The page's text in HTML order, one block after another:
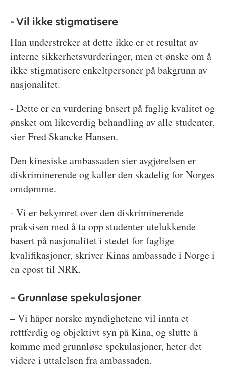
- Vil ikke stigmatisere
Han understreker at dette ikke er et resultat av
interne sikkerhetsvurderinger, men et ønske om å
ikke stigmatisere enkeltpersoner på bakgrunn av
nasjonalitet.
- Dette er en vurdering basert på faglig kvalitet og
ønsket om likeverdig behandling av alle studenter,
sier Fred Skancke Hansen.
Den kinesiske ambassaden sier avgjørelsen er
diskriminerende og kaller den skadelig for Norges
omdømme.
- Vi er bekymret over den diskriminerende
praksisen med å ta opp studenter utelukkende
basert på nasjonalitet i stedet for faglige
kvalifikasjoner, skriver Kinas ambassade i Norge i
en epost til NRK.
– Grunnløse spekulasjoner
– Vi håper norske myndighetene vil innta et
rettferdig og objektivt syn på Kina, og slutte å
komme med grunnløse spekulasjoner, heter det
videre i uttalelsen fra ambassaden.